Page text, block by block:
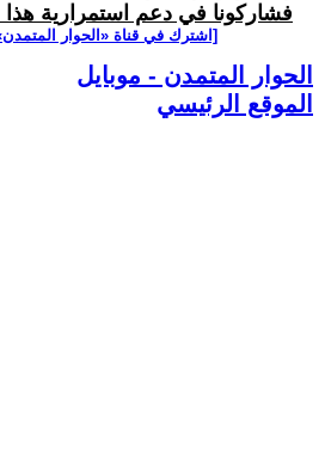
فشاركونا في دعم استمرارية هذا
[اشترك في قناة ‫«الحوار
الحوار المتمدن - موبايل
الموقع الرئيسي